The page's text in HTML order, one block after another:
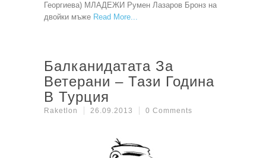
Георгиева) МЛАДЕЖИ Румен Лазаров Бронз на
двойки мъже Read More
Балканидатата За
Ветерани – Тази Година
В Турция
Raketlon 26.09.2013 0 Comments